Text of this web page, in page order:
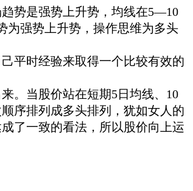
势是强势上升势，均线在5—10
强势上升势，操作思维为多头
平时经验来取得一个比较有效的
。当股价站在短期5日均线、10
序排列成多头排列，犹如女人的
了一致的看法，所以股价向上运